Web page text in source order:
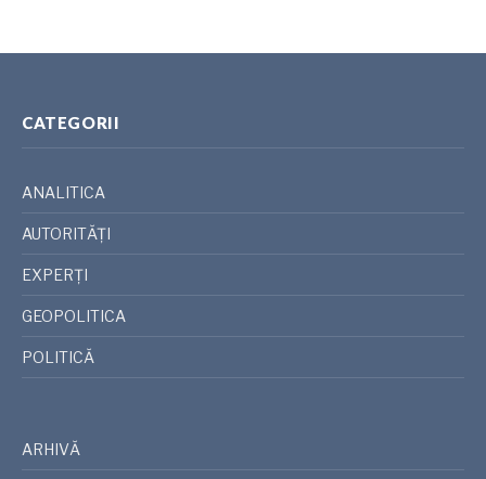
CATEGORII
ANALITICA
AUTORITĂȚI
EXPERȚI
GEOPOLITICA
POLITICĂ
ARHIVĂ